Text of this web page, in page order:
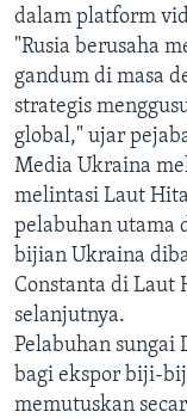
dalam platform
"Rusia berusaha
gandum di masa
strategis
global," ujar
Media Ukraina
melintasi Laut
pelabuhan utama
bijian Ukraina
Constanta di Laut
selanjutnya.
Pelabuhan
bagi ekspor biji-
memutuskan